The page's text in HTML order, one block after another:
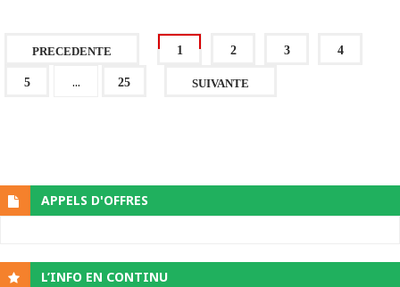
PRECEDENTE 1 2 3 4
5 ... 25 SUIVANTE
APPELS D'OFFRES
L’INFO EN CONTINU